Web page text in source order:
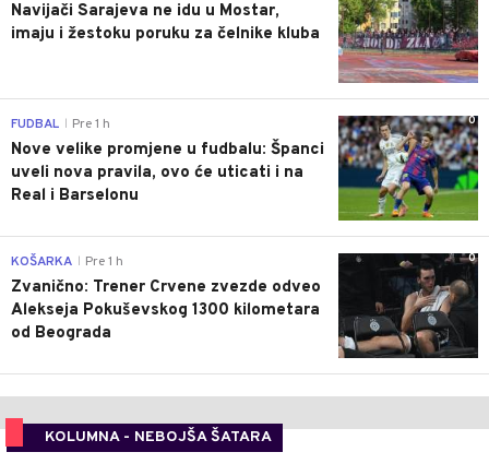
Navijači Sarajeva ne idu u Mostar,
imaju i žestoku poruku za čelnike kluba
0
FUDBAL Pre 1 h
Nove velike promjene u fudbalu: Španci
uveli nova pravila, ovo će uticati i na
Real i Barselonu
0
KOŠARKA Pre 1 h
Zvanično: Trener Crvene zvezde odveo
Alekseja Pokuševskog 1300 kilometara
od Beograda
KOLUMNA - NEBOJŠA ŠATARA